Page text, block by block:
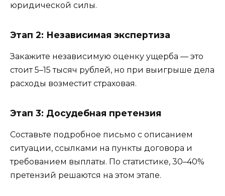
юридической силы.
Этап 2: Независимая экспертиза
Закажите независимую оценку ущерба — это
стоит 5–15 тысяч рублей, но при выигрыше дела
расходы возместит страховая.
Этап 3: Досудебная претензия
Составьте подробное письмо с описанием
ситуации, ссылками на пункты договора и
требованием выплаты. По статистике, 30–40%
претензий решаются на этом этапе.